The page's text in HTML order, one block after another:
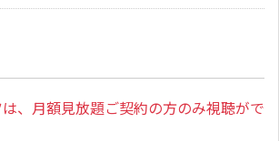
、月額見放題ご契約の方のみ視聴がで